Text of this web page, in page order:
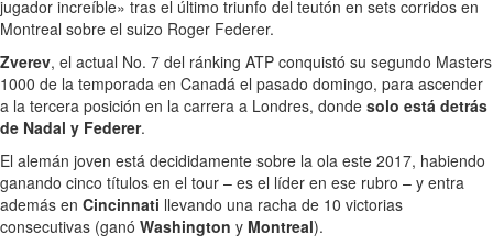
jugador increíble» tras el último triunfo del teutón en sets corridos en
Montreal sobre el suizo Roger Federer.
Zverev, el actual No. 7 del ránking ATP conquistó su segundo Masters
1000 de la temporada en Canadá el pasado domingo, para ascender
a la tercera posición en la carrera a Londres, donde solo está detrás
de Nadal y Federer.
El alemán joven está decididamente sobre la ola este 2017, habiendo
ganando cinco títulos en el tour – es el líder en ese rubro – y entra
además en Cincinnati llevando una racha de 10 victorias
consecutivas (ganó Washington y Montreal).